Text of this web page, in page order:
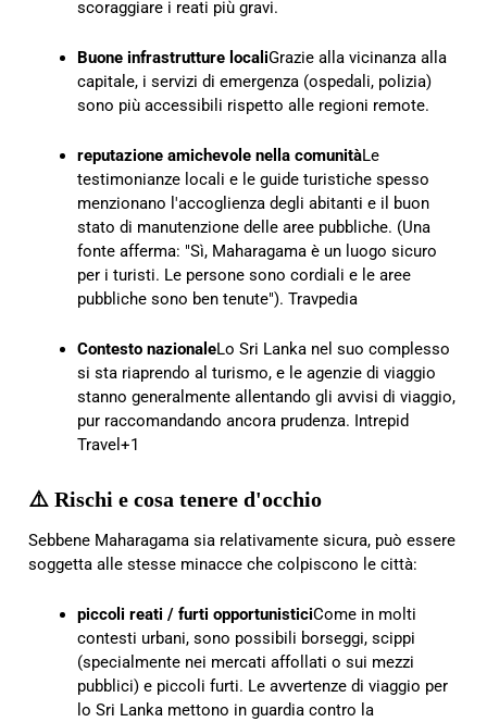
scoraggiare i reati più gravi.
Buone infrastrutture localiGrazie alla vicinanza alla
capitale, i servizi di emergenza (ospedali, polizia)
sono più accessibili rispetto alle regioni remote.
reputazione amichevole nella comunitàLe
testimonianze locali e le guide turistiche spesso
menzionano l'accoglienza degli abitanti e il buon
stato di manutenzione delle aree pubbliche. (Una
fonte afferma: "Sì, Maharagama è un luogo sicuro
per i turisti. Le persone sono cordiali e le aree
pubbliche sono ben tenute"). Travpedia
Contesto nazionaleLo Sri Lanka nel suo complesso
si sta riaprendo al turismo, e le agenzie di viaggio
stanno generalmente allentando gli avvisi di viaggio,
pur raccomandando ancora prudenza. Intrepid
Travel +1
⚠️ Rischi e cosa tenere d'occhio
Sebbene Maharagama sia relativamente sicura, può essere
soggetta alle stesse minacce che colpiscono le città:
piccoli reati / furti opportunisticiCome in molti
contesti urbani, sono possibili borseggi, scippi
(specialmente nei mercati affollati o sui mezzi
pubblici) e piccoli furti. Le avvertenze di viaggio per
lo Sri Lanka mettono in guardia contro la